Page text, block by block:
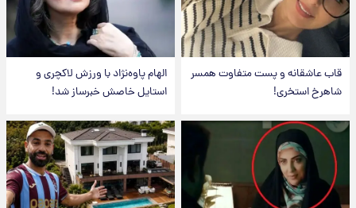
قاب عاشقانه و پست متفاوت همسر
شاهرخ استخری!
الهام پاوه‌نژاد با ورزش لاکچری و
استایل خاصش خبرساز شد!